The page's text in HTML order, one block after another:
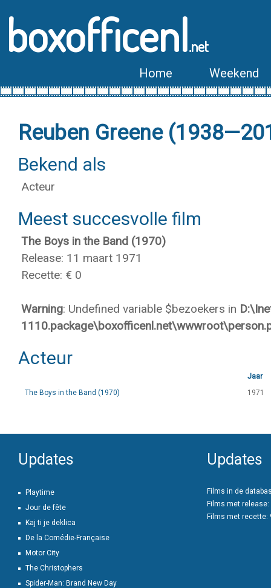
boxofficenl.net
Home Weekend
Reuben Greene
Bekend als
Acteur
Meest succesvolle film
The Boys in the Band (1970)
Release: 11 maart 1971
Recette: € 0
Warning: Undefined variable $bezoekers in
Acteur
Jaar
The Boys in the Band (1970)
1971
Updates
Playtime
Jour de fête
Kaj ti je deklica
De la Comédie-Française
Motor City
The Christophers
Spider-Man: Brand New Day
Updates
Films in de
Films met release:
Films met recette: